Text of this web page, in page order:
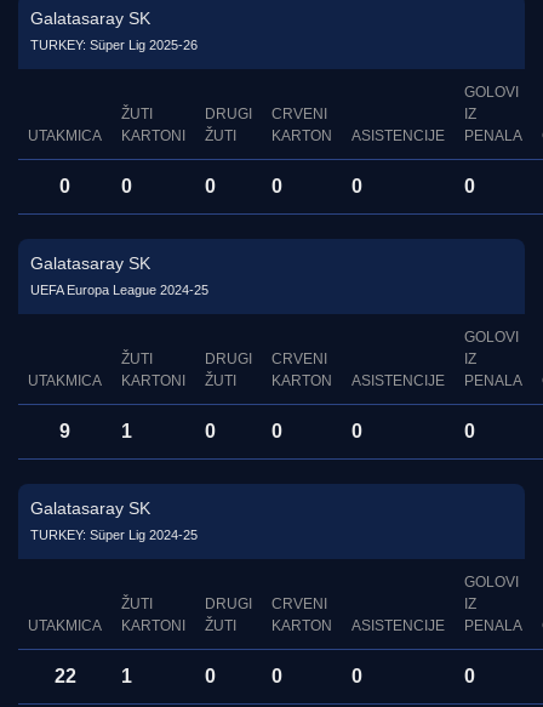
Galatasaray SK
TURKEY: Süper Lig 2025-26
UTAKMICA
ŽUTI
KARTONI
DRUGI
ŽUTI
CRVENI
KARTON
ASISTENCIJE
GOLOVI
IZ
PENALA
0 0 0 0 0 0
Galatasaray SK
UEFA Europa League 2024-25
UTAKMICA
ŽUTI
KARTONI
DRUGI
ŽUTI
CRVENI
KARTON
ASISTENCIJE
GOLOVI
IZ
PENALA
9 1 0 0 0 0
Galatasaray SK
TURKEY: Süper Lig 2024-25
UTAKMICA
ŽUTI
KARTONI
DRUGI
ŽUTI
CRVENI
KARTON
ASISTENCIJE
GOLOVI
IZ
PENALA
22 1 0 0 0 0